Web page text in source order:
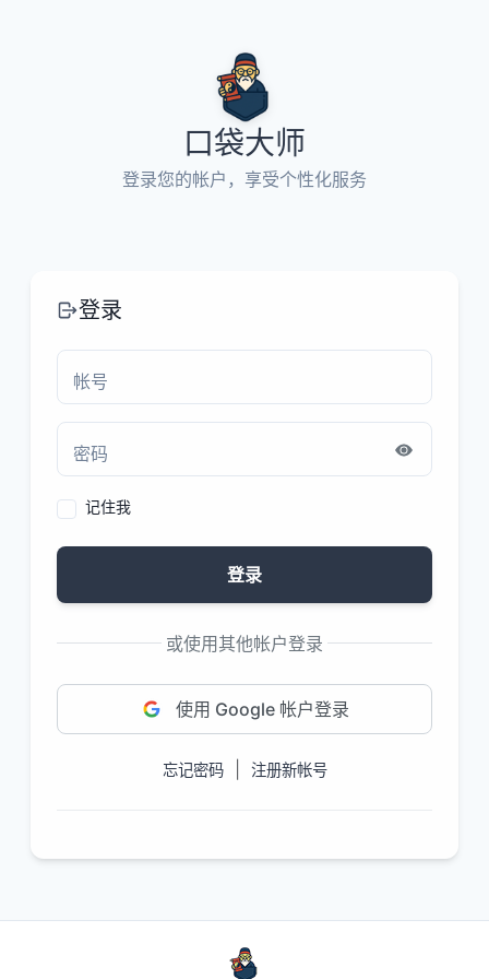
口袋大师
登录您的帐户，享受个性化服务
登录
帐号
密码
记住我
登录
或使用其他帐户登录
使用 Google 帐户登录
忘记密码 注册新帐号